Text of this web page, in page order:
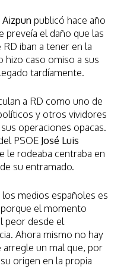
Aizpun publicó hace año
el daño que las
iban a tener en la
hizo caso omiso a sus
tardíamente.
a RD como uno de
y otros vividores
operaciones opacas.
PSOE José Luis
le rodeaba centraba en
su entramado.
los medios españoles es
el momento
peor desde el
Ahora mismo no hay
arregle un mal que, por
origen en la propia